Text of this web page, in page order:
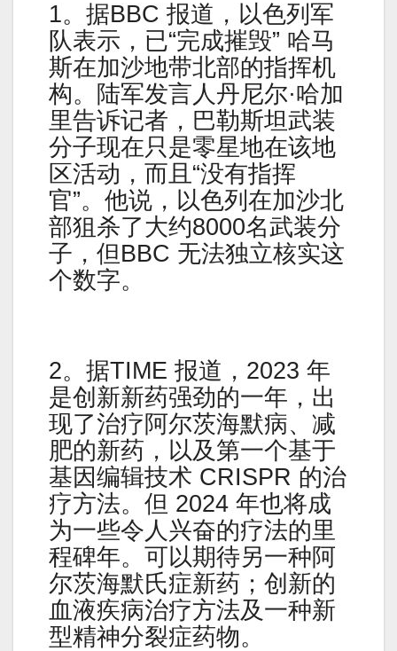
1。据BBC 报道，以色列军
队表示，已“完成摧毁” 哈马
斯在加沙地带北部的指挥机
构。陆军发言人丹尼尔·哈加
里告诉记者，巴勒斯坦武装
分子现在只是零星地在该地
区活动，而且“没有指挥
官”。他说，以色列在加沙北
部狙杀了大约8000名武装分
子，但BBC 无法独立核实这
个数字。
2。据TIME 报道，2023 年
是创新新药强劲的一年，出
现了治疗阿尔茨海默病、减
肥的新药，以及第一个基于
基因编辑技术 CRISPR 的治
疗方法。但 2024 年也将成
为一些令人兴奋的疗法的里
程碑年。可以期待另一种阿
尔茨海默氏症新药；创新的
血液疾病治疗方法及一种新
型精神分裂症药物。